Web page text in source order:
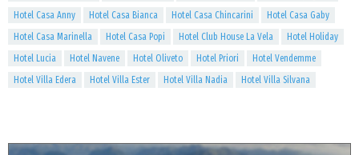
Hotel Casa Anny
Hotel Casa Bianca Hotel Casa Chincarini
Hotel Casa Gaby
Hotel Casa Marinella
Hotel Casa Popi Hotel Club House La Vela
Hotel Holiday
Hotel Lucia
Hotel Navene Hotel Oliveto Hotel Priori
Hotel Vendemme
Hotel Villa Edera
Hotel Villa Ester Hotel Villa Nadia Hotel Villa Silvana